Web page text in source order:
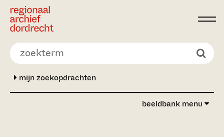
Ga direct naar de inhoud
mijn zoekopdrachten
beeldbank menu